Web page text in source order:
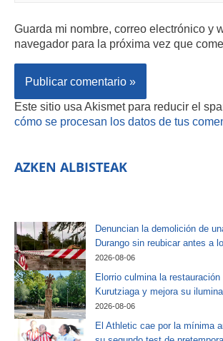
Guarda mi nombre, correo electrónico y
navegador para la próxima vez que
Este sitio usa Akismet para reducir el
cómo se procesan los datos de tus
AZKEN ALBISTEAK
Denuncian la demolición de
Durango sin reubicar antes a
2026-08-06
Elorrio culmina la
Kurutziaga y mejora su
2026-08-06
El Athletic cae por la mínima